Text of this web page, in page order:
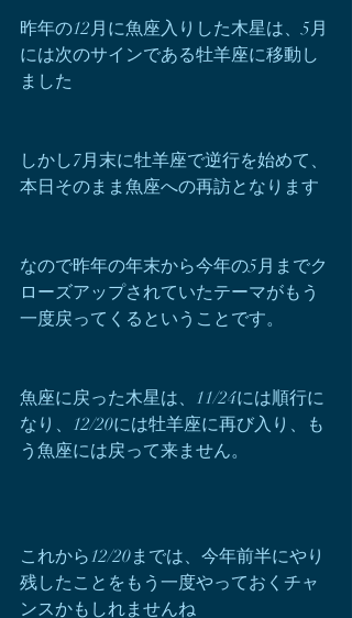
昨年の12月に魚座入りした木星は、5月
には次のサインである牡羊座に移動し
ました
しかし7月末に牡羊座で逆行を始めて、
本日そのまま魚座への再訪となります
なので昨年の年末から今年の5月までク
ローズアップされていたテーマがもう
一度戻ってくるということです。
魚座に戻った木星は、11/24には順行に
なり、12/20には牡羊座に再び入り、も
う魚座には戻って来ません。
これから12/20までは、今年前半にやり
残したことをもう一度やっておくチャ
ンスかもしれませんね